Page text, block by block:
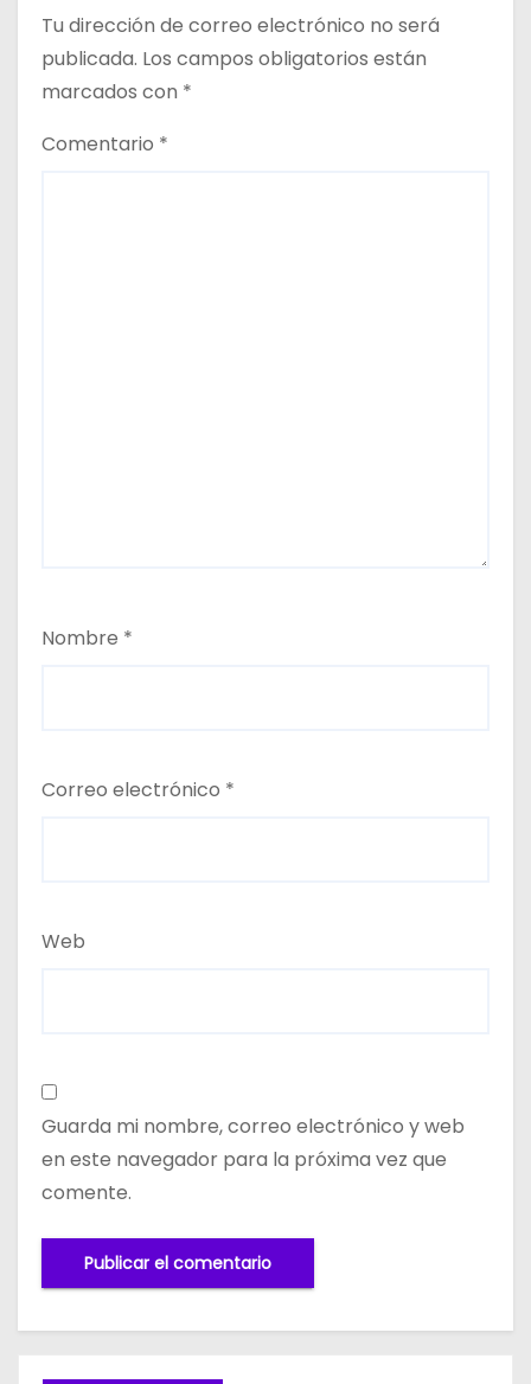
d
a
s
Tu dirección de correo electrónico no será
publicada. Los campos obligatorios están
marcados con *
Comentario *
Nombre *
Correo electrónico *
Web
Guarda mi nombre, correo electrónico y web
en este navegador para la próxima vez que
comente.